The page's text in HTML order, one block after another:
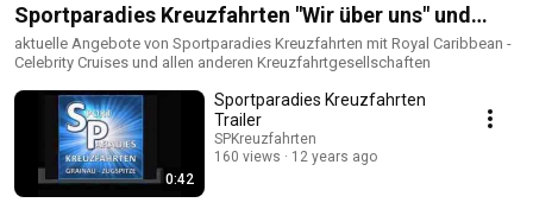
Sportparadies Kreuzfahrten "Wir über uns" und
Angebote 2014 / 2015
aktuelle Angebote von Sportparadies Kreuzfahrten mit Royal Caribbean -
Celebrity Cruises und allen anderen Kreuzfahrtgesellschaften
0:42
Sportparadies Kreuzfahrten
Trailer
SPKreuzfahrten
160 views
12 years ago